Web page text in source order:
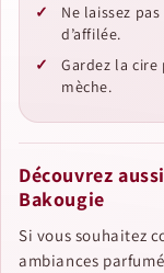
Ne laissez
d’affilée.
Gardez la
mèche.
Découvrez
Bakougie
Si vous souhaitez
ambiances